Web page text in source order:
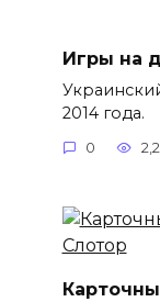
Игры на
2014 года.
0